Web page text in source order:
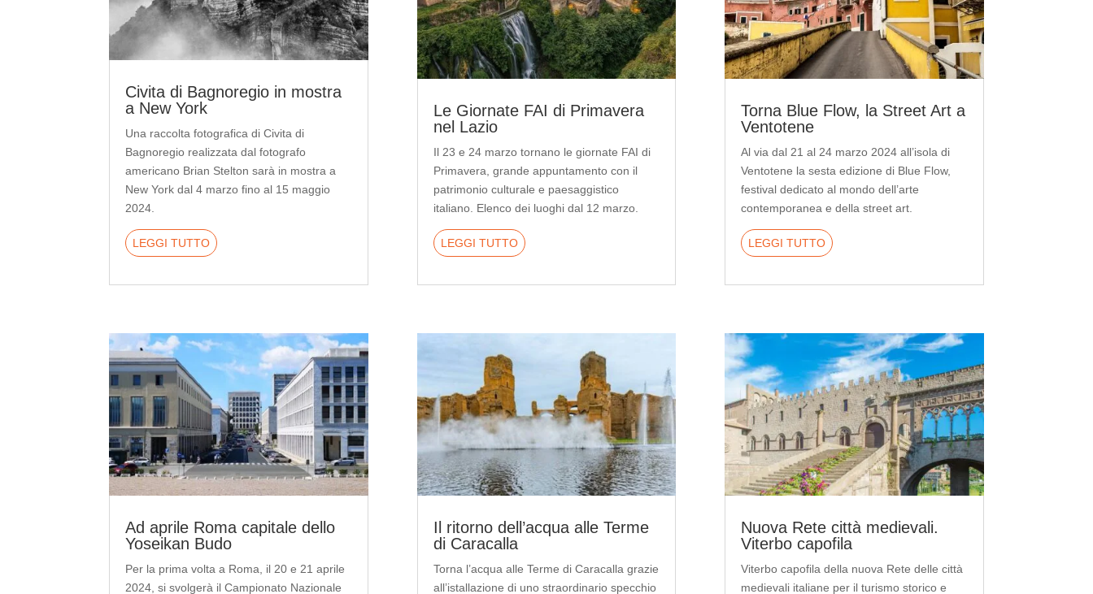
Civita di Bagnoregio in mostra
a New York
Una raccolta fotografica di Civita di
Bagnoregio realizzata dal fotografo
americano Brian Stelton sarà in mostra a
New York dal 4 marzo fino al 15 maggio
2024.
LEGGI TUTTO
Ad aprile Roma capitale dello
Yoseikan Budo
Per la prima volta a Roma, il 20 e 21 aprile
2024, si svolgerà il Campionato Nazionale
Le Giornate FAI di Primavera
nel Lazio
Il 23 e 24 marzo tornano le giornate FAI di
Primavera, grande appuntamento con il
patrimonio culturale e paesaggistico
italiano. Elenco dei luoghi dal 12 marzo.
LEGGI TUTTO
Il ritorno dell’acqua alle Terme
di Caracalla
Torna l’acqua alle Terme di Caracalla grazie
all’istallazione di uno straordinario specchio
Torna Blue Flow, la Street Art a
Ventotene
Al via dal 21 al 24 marzo 2024 all’isola di
Ventotene la sesta edizione di Blue Flow,
festival dedicato al mondo dell’arte
contemporanea e della street art.
LEGGI TUTTO
Nuova Rete città medievali.
Viterbo capofila
Viterbo capofila della nuova Rete delle città
medievali italiane per il turismo storico e